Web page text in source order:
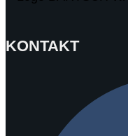
KONTAKT